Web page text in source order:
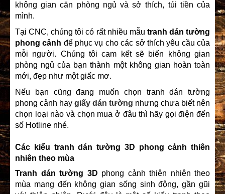
không gian căn phòng ngủ và sở thích, túi tiền của
mình.
Tại CNC, chúng tôi có rất nhiều mẫu tranh dán tường
phong cảnh để phục vụ cho các sở thích yêu cầu của
mỗi người. Chúng tôi cam kết sẽ biến không gian
phòng ngủ của bạn thành một không gian hoàn toàn
mới, đẹp như một giấc mơ.
Nếu bạn cũng đang muốn chọn tranh dán tường
phong cảnh hay giấy dán tường nhưng chưa biết nên
chọn loại nào và chọn mua ở đâu thì hãy gọi điện đến
số Hotline nhé.
Các kiểu tranh dán tường 3D phong cảnh thiên
nhiên theo mùa
Tranh dán tường 3D phong cảnh thiên nhiên theo
mùa mang đến không gian sống sinh động, gần gũi